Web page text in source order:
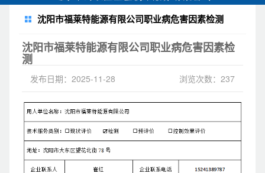
沈阳市福莱特能源有限公司职业病危害因素检测
沈阳市福莱特能源有限公司职业病危害因素检
测
发布日期：2025-11-28 浏览次数：237